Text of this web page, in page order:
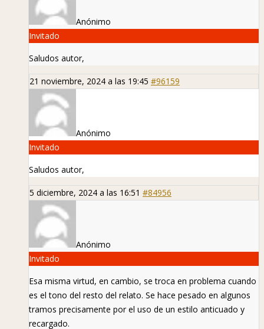
Anónimo
Invitado
Saludos autor,
21 noviembre, 2024 a las 19:45 #96159
Anónimo
Invitado
Saludos autor,
5 diciembre, 2024 a las 16:51 #84956
Anónimo
Invitado
Esa misma virtud, en cambio, se troca en problema cuando
es el tono del resto del relato. Se hace pesado en algunos
tramos precisamente por el uso de un estilo anticuado y
recargado.